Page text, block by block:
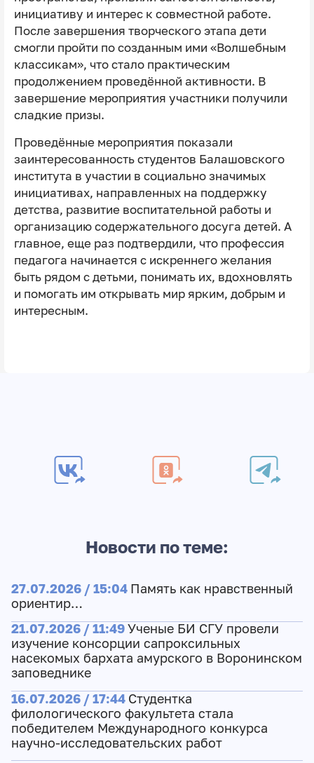
инициативу и интерес к совместной работе.
После завершения творческого этапа дети
смогли пройти по созданным ими «Волшебным
классикам», что стало практическим
продолжением проведённой активности. В
завершение мероприятия участники получили
сладкие призы.
Проведённые мероприятия показали
заинтересованность студентов Балашовского
института в участии в социально значимых
инициативах, направленных на поддержку
детства, развитие воспитательной работы и
организацию содержательного досуга детей. А
главное, еще раз подтвердили, что профессия
педагога начинается с искреннего желания
быть рядом с детьми, понимать их, вдохновлять
и помогать им открывать мир ярким, добрым и
интересным.
Новости по теме:
27.07.2026 / 15:04 Память как нравственный
ориентир…
21.07.2026 / 11:49Ученые БИ СГУ провели
изучение консорции сапроксильных
насекомых бархата амурского в Воронинском
заповеднике
16.07.2026 / 17:44 Студентка
филологического факультета стала
победителем Международного конкурса
научно-исследовательских работ